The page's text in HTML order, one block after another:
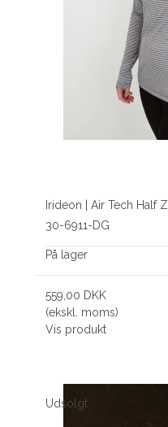
Irideon | Air Tech Half
30-6911-DG
På lager
559,00 DKK
(ekskl. moms)
Vis produkt
Udsolgt